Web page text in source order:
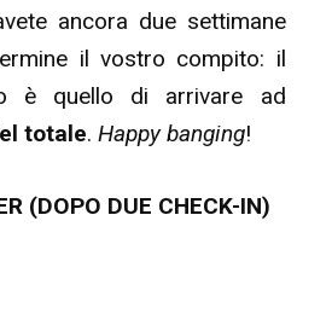
ancora due settimane
il vostro compito: il
è quello di arrivare ad
totale.Happy banging!
(DOPO DUE CHECK-IN)